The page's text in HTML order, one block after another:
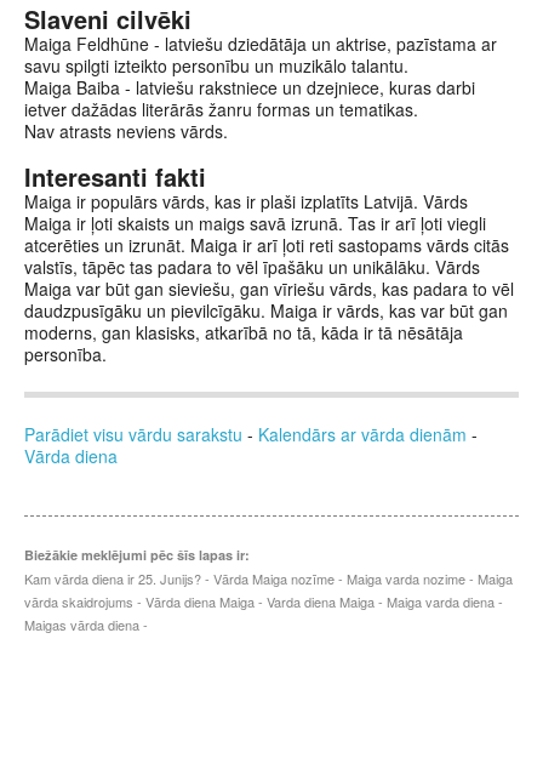
Slaveni cilvēki
Maiga Feldhūne - latviešu dziedātāja un aktrise, pazīstama ar
savu spilgti izteikto personību un muzikālo talantu.
Maiga Baiba - latviešu rakstniece un dzejniece, kuras darbi
ietver dažādas literārās žanru formas un tematikas.
Nav atrasts neviens vārds.
Interesanti fakti
Maiga ir populārs vārds, kas ir plaši izplatīts Latvijā. Vārds
Maiga ir ļoti skaists un maigs savā izrunā. Tas ir arī ļoti viegli
atcerēties un izrunāt. Maiga ir arī ļoti reti sastopams vārds citās
valstīs, tāpēc tas padara to vēl īpašāku un unikālāku. Vārds
Maiga var būt gan sieviešu, gan vīriešu vārds, kas padara to vēl
daudzpusīgāku un pievilcīgāku. Maiga ir vārds, kas var būt gan
moderns, gan klasisks, atkarībā no tā, kāda ir tā nēsātāja
personība.
Parādiet visu vārdu sarakstu - Kalendārs ar vārda dienām -
Vārda diena
Biežākie meklējumi pēc šīs lapas ir:
Kam vārda diena ir 25. Junijs? - Vārda Maiga nozīme - Maiga varda nozime - Maiga
vārda skaidrojums - Vārda diena Maiga - Varda diena Maiga - Maiga varda diena -
Maigas vārda diena -